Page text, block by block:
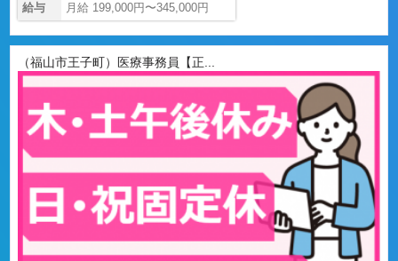
給与 月給 199,000円〜345,000円
（福山市王子町）医療事務員【正...